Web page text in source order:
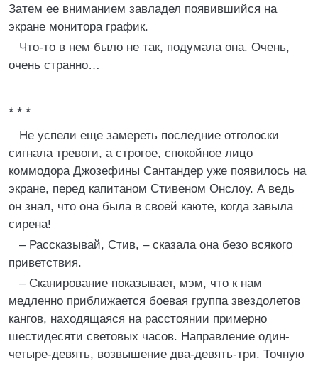
Затем ее вниманием завладел появившийся на
экране монитора график.
Что-то в нем было не так, подумала она. Очень,
очень странно…
* * *
Не успели еще замереть последние отголоски
сигнала тревоги, а строгое, спокойное лицо
коммодора Джозефины Сантандер уже появилось на
экране, перед капитаном Стивеном Онслоу. А ведь
он знал, что она была в своей каюте, когда завыла
сирена!
– Рассказывай, Стив, – сказала она безо всякого
приветствия.
– Сканирование показывает, мэм, что к нам
медленно приближается боевая группа звездолетов
кангов, находящаяся на расстоянии примерно
шестидесяти световых часов. Направление один-
четыре-девять, возвышение два-девять-три. Точную